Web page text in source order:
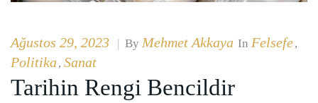
Ağustos 29, 2023 By Mehmet Akkaya In Felsefe,
Politika, Sanat
Tarihin Rengi Bencildir